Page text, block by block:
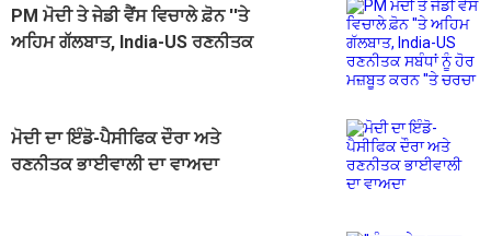
PM ਮੋਦੀ ਤੇ ਜੇਡੀ ਵੈਂਸ ਵਿਚਾਲੇ ਫ਼ੋਨ ''ਤੇ
ਅਹਿਮ ਗੱਲਬਾਤ, India-US ਰਣਨੀਤਕ
ਮੋਦੀ ਦਾ ਇੰਡੋ-ਪੈਸੀਫਿਕ ਦੌਰਾ ਅਤੇ
ਰਣਨੀਤਕ ਭਾਈਵਾਲੀ ਦਾ ਵਾਅਦਾ